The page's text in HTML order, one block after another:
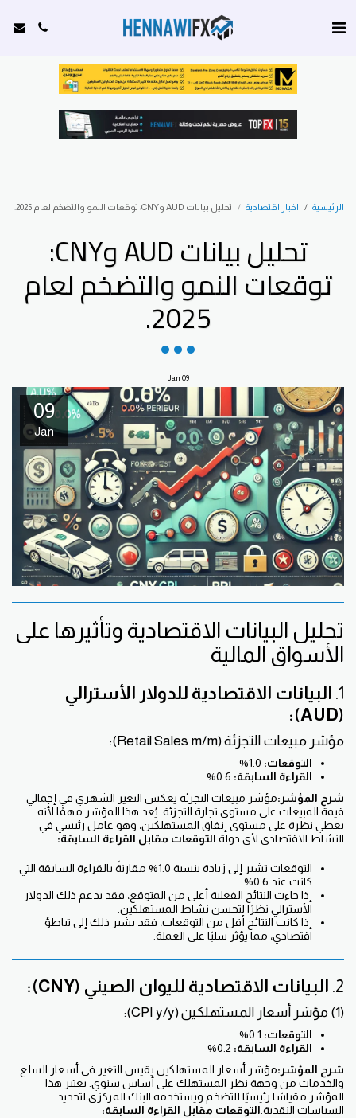
الرئيسية اخبار اقتصادية تحليل بيانات AUD وCNY: توقعات النمو والتضخم لعام 2025.
تحليل بيانات AUD وCNY:
توقعات النمو والتضخم لعام
2025.
09
Jan
09
Jan
تحليل البيانات الاقتصادية وتأثيرها على
الأسواق المالية
1. البيانات الاقتصادية للدولار الأسترالي
(AUD):
مؤشر مبيعات التجزئة (Retail Sales m/m):
التوقعات:
القراءة السابقة:
شرح المؤشر:مؤشر مبيعات التجزئة يعكس التغير الشهري في إجمالي
قيمة المبيعات على مستوى تجارة التجزئة. يُعد هذا المؤشر مهمًا لأنه
يعطي نظرة على مستوى إنفاق المستهلكين، وهو عامل رئيسي في
النشاط الاقتصادي لأي دولة. التوقعات مقابل القراءة السابقة:
التوقعات تشير إلى زيادة بنسبة 1.0% مقارنةً بالقراءة السابقة التي
كانت عند 0.6%.
إذا جاءت النتائج الفعلية أعلى من المتوقع، فقد يدعم ذلك الدولار
الأسترالي نظرًا لتحسن نشاط المستهلكين.
إذا كانت النتائج أقل من التوقعات، فقد يشير ذلك إلى تباطؤ
اقتصادي، مما يؤثر سلبًا على العملة.
2. البيانات الاقتصادية لليوان الصيني (CNY):
(1) مؤشر أسعار المستهلكين (CPI y/y):
التوقعات:
القراءة السابقة:
شرح المؤشر:مؤشر أسعار المستهلكين يقيس التغير في أسعار السلع
والخدمات من وجهة نظر المستهلك على أساس سنوي. يعتبر هذا
المؤشر مقياسًا رئيسيًا للتضخم ويستخدمه البنك المركزي لتحديد
السياسات النقدية. التوقعات مقابل القراءة السابقة: